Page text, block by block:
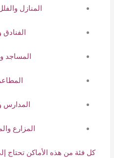
المنازل
الفنادق
المساجد
المدارس
المزارع
كل فئة من هذه الأماكن تحتاج